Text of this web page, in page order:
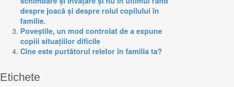
despre joacă și despre rolul copilului în
familie.
Poveștile, un mod controlat de a expune
copiii situațiilor dificile
Cine este purtătorul relelor în familia ta?
Etichete